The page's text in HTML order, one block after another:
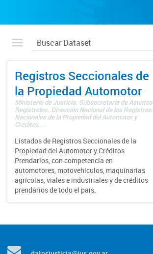
Registros Seccionales de
la Propiedad Automotor
Ministerio de Justicia. Subsecretaría de Asuntos
Registrales. Dirección Nacional de los Registros
Nacionales de la Propiedad del Automotor y
Créditos ...
Listados de Registros Seccionales de la
Propiedad del Automotor y Créditos
Prendarios, con competencia en
automotores, motovehículos, maquinarias
agrícolas, viales e industriales y de créditos
prendarios de todo el país.